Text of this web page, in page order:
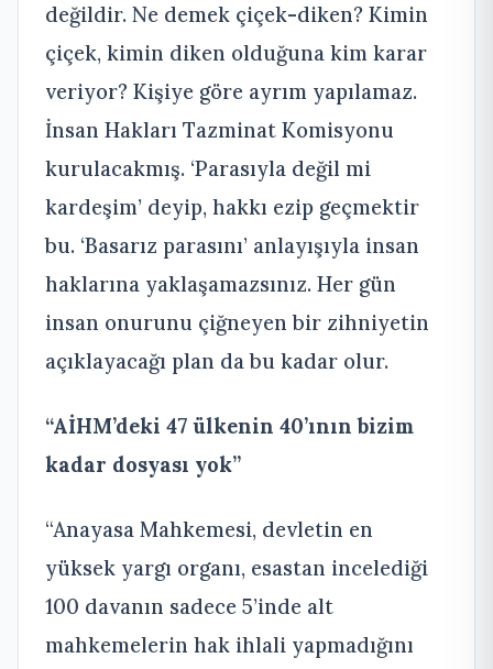
değildir. Ne demek çiçek-diken? Kimin
çiçek, kimin diken olduğuna kim karar
veriyor? Kişiye göre ayrım yapılamaz.
İnsan Hakları Tazminat Komisyonu
kurulacakmış. ‘Parasıyla değil mi
kardeşim’ deyip, hakkı ezip geçmektir
bu. ‘Basarız parasını’ anlayışıyla insan
haklarına yaklaşamazsınız. Her gün
insan onurunu çiğneyen bir zihniyetin
açıklayacağı plan da bu kadar olur.
“AİHM’deki 47 ülkenin 40’ının bizim
kadar dosyası yok”
“Anayasa Mahkemesi, devletin en
yüksek yargı organı, esastan incelediği
100 davanın sadece 5’inde alt
mahkemelerin hak ihlali yapmadığını